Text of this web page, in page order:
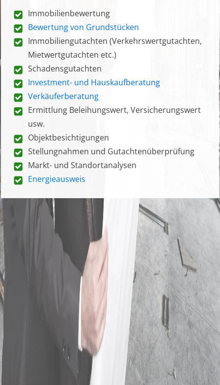
Immobilienbewertung
Bewertung von Grundstücken
Immobiliengutachten (Verkehrswertgutachten,
Mietwertgutachten etc.)
Schadensgutachten
Investment- und Hauskaufberatung
Verkäuferberatung
Ermittlung Beleihungswert, Versicherungswert
usw.
Objektbesichtigungen
Stellungnahmen und Gutachtenüberprüfung
Markt- und Standortanalysen
Energieausweis